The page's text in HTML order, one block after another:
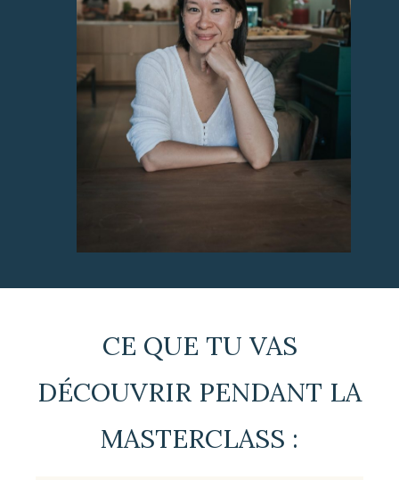
CE QUE TU VAS
DÉCOUVRIR PENDANT LA
MASTERCLASS :